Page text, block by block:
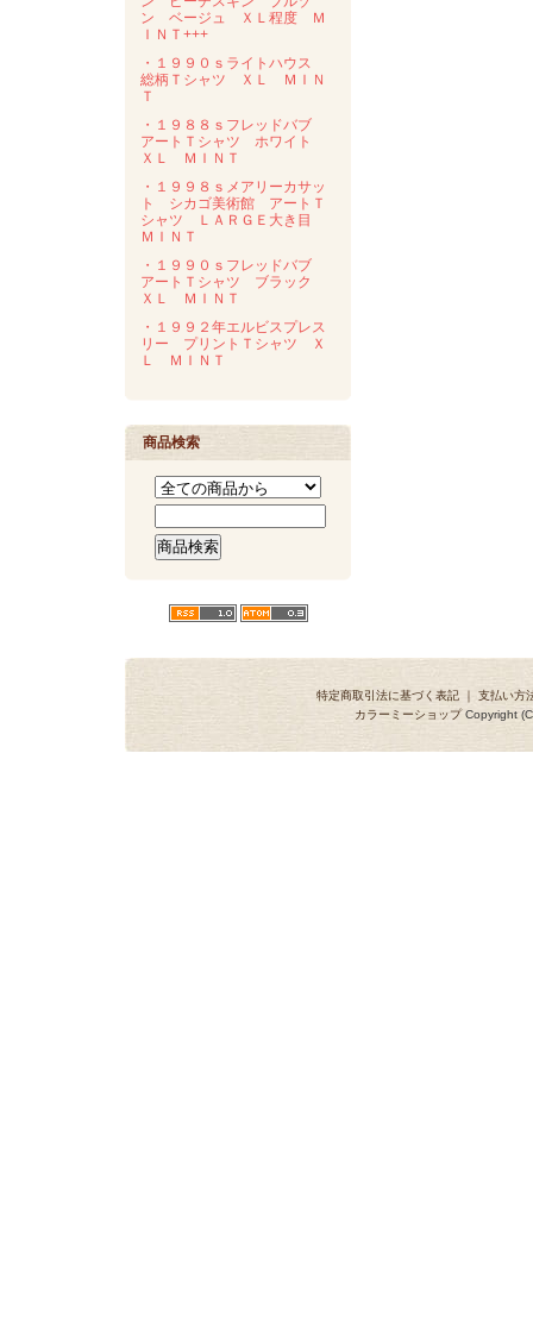
ン ベージュ ＸＬ程度 Ｍ
ＩＮＴ+++
・１９９０ｓライトハウス
総柄Ｔシャツ ＸＬ ＭＩＮ
Ｔ
・１９８８ｓフレッドバブ
アートＴシャツ ホワイト
ＸＬ ＭＩＮＴ
・１９９８ｓメアリーカサッ
ト シカゴ美術館 アートＴ
シャツ ＬＡＲＧＥ大き目
ＭＩＮＴ
・１９９０ｓフレッドバブ
アートＴシャツ ブラック
ＸＬ ＭＩＮＴ
・１９９２年エルビスプレス
リー プリントＴシャツ Ｘ
Ｌ ＭＩＮＴ
商品検索
特定商取引法に基づく表記 ｜ 支払い方
カラーミーショップCopyright